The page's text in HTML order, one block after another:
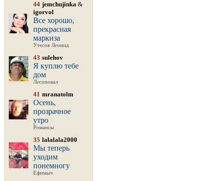
44 jemchujinka &
igorvol
Все хорошо,
прекрасная
маркиза
Утесов Леонид
43 sulehov
Я куплю тебе
дом
Лесоповал
41 mranatolm
Осень,
прозрачное
утро
Романсы
35 lalalala2000
Мы теперь
уходим
понемногу
Ефимыч